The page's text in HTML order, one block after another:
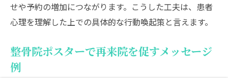
せや予約の増加につながります。こうした工夫は、患者
心理を理解した上での具体的な行動喚起策と言えます。
整骨院ポスターで再来院を促すメッセージ
例